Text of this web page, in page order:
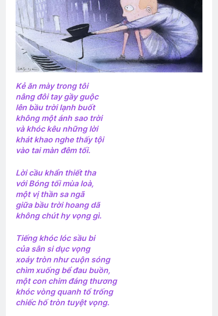
TIỆC ĐÊM Ở TRẠI HỌ TẢ (Đỗ Phủ)
3 Years Ago
Cánh Thiệp Đầu Xuân
2 Years Ago
KHÁT VỌNG CAO XA (Lưu Hiểu Ba)
3 Years Ago
2 Years Ago
Liên Đoàn 81 Biệt Cách Nhảy Dù
2 Years Ago
Tri Ân Thương Phế Binh Việt Nam Cộng
Hòa
2 Years Ago
Kẻ ăn mày trong tôi
nâng đôi tay gầy guộc
lên bầu trời lạnh buốt
không một ánh sao trời
và khóc kêu những lời
khát khao nghe thấy tội
vào tai màn đêm tối.
Lời cầu khẩn thiết tha
với Bóng tối mùa loà,
một vị thần sa ngã
giữa bầu trời hoang dã
không chút hy vọng gì.
Tiếng khóc lóc sầu bi
của sân si dục vọng
xoáy tròn như cuộn sóng
chìm xuống bể đau buồn,
một con chim đáng thương
khóc vòng quanh tổ trống
chiếc hố tròn tuyệt vọng.